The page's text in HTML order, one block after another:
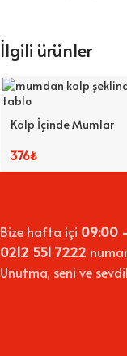
İlgili ürünler
Kalp İçinde Mumlar
376₺
Bize hafta içi 09:00
0212 551 7222
Unutma, seni ve